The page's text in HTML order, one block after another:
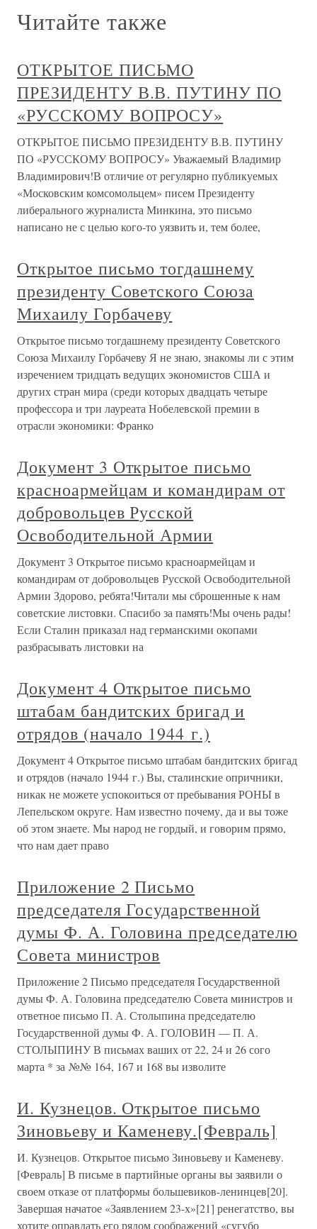
Читайте также
ОТКРЫТОЕ ПИСЬМО
ПРЕЗИДЕНТУ В.В. ПУТИНУ ПО
«РУССКОМУ ВОПРОСУ»
ОТКРЫТОЕ ПИСЬМО ПРЕЗИДЕНТУ В.В. ПУТИНУ
ПО «РУССКОМУ ВОПРОСУ» Уважаемый Владимир
Владимирович!В отличие от регулярно публикуемых
«Московским комсомольцем» писем Президенту
либерального журналиста Минкина, это письмо
написано не с целью кого-то уязвить и, тем более,
Открытое письмо тогдашнему
президенту Советского Союза
Михаилу Горбачеву
Открытое письмо тогдашнему президенту Советского
Союза Михаилу Горбачеву Я не знаю, знакомы ли с этим
изречением тридцать ведущих экономистов США и
других стран мира (среди которых двадцать четыре
профессора и три лауреата Нобелевской премии в
отрасли экономики: Франко
Документ 3 Открытое письмо
красноармейцам и командирам от
добровольцев Русской
Освободительной Армии
Документ 3 Открытое письмо красноармейцам и
командирам от добровольцев Русской Освободительной
Армии Здорово, ребята!Читали мы сброшенные к нам
советские листовки. Спасибо за память!Мы очень рады!
Если Сталин приказал над германскими окопами
разбрасывать листовки на
Документ 4 Открытое письмо
штабам бандитских бригад и
отрядов (начало 1944 г.)
Документ 4 Открытое письмо штабам бандитских бригад
и отрядов (начало 1944 г.) Вы, сталинские опричники,
никак не можете успокоиться от пребывания РОНЫ в
Лепельском округе. Нам известно почему, да и вы тоже
об этом знаете. Мы народ не гордый, и говорим прямо,
что нам дает право
Приложение 2 Письмо
председателя Государственной
думы Ф. А. Головина председателю
Совета министров
Приложение 2 Письмо председателя Государственной
думы Ф. А. Головина председателю Совета министров и
ответное письмо П. А. Столыпина председателю
Государственной думы Ф. А. ГОЛОВИН — П. А.
СТОЛЫПИНУ В письмах ваших от 22, 24 и 26 сого
марта * за №№ 164, 167 и 168 вы изволите
И. Кузнецов. Открытое письмо
Зиновьеву и Каменеву.[Февраль]
И. Кузнецов. Открытое письмо Зиновьеву и Каменеву.
[Февраль] В письме в партийные органы вы заявили о
своем отказе от платформы большевиков-ленинцев[20].
Завершая начатое «Заявлением 23-х»[21] ренегатство, вы
хотите оправдать его рядом соображений «сугубо